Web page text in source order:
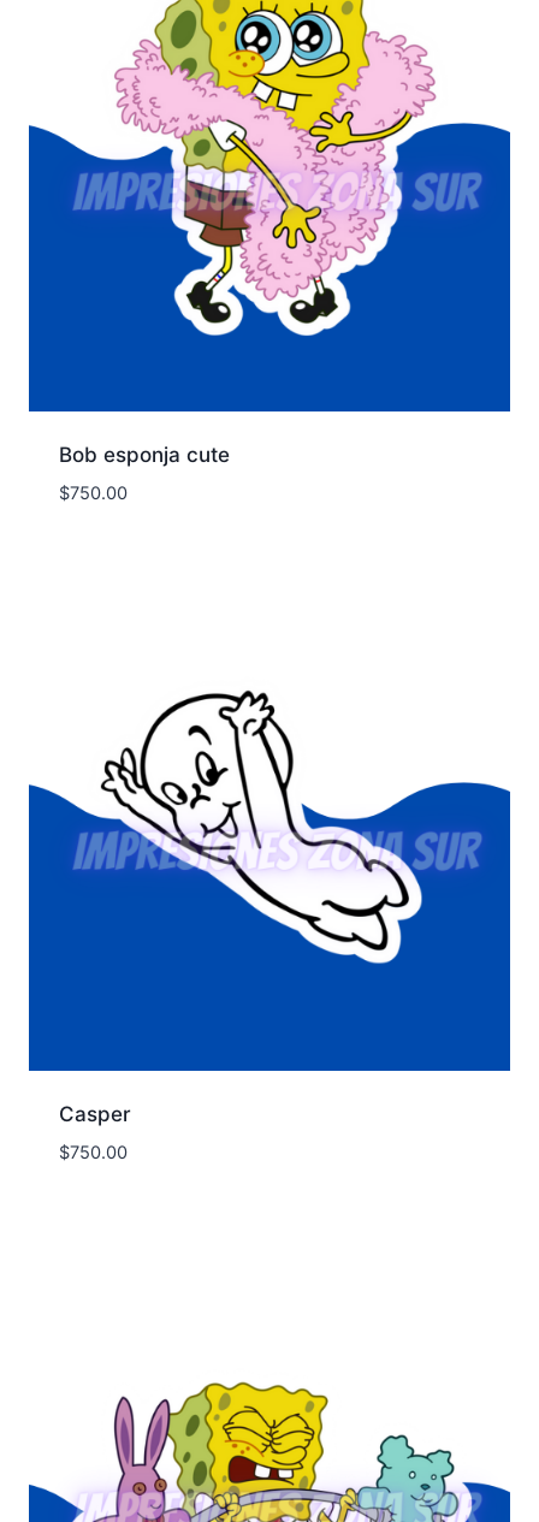
Bob esponja cute
$750.00
Casper
$750.00